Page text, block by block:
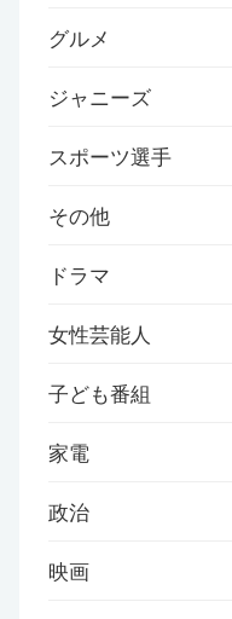
グルメ
ジャニーズ
スポーツ選手
その他
ドラマ
女性芸能人
子ども番組
家電
政治
映画